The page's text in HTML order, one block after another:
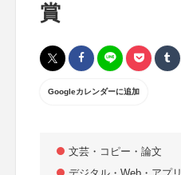
賞
Googleカレンダーに追加
文芸・コピー・論文